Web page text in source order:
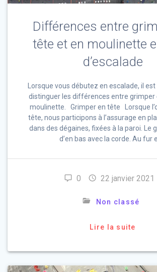
Différences entre
tête et en moulinette
d’escalade
Lorsque vous débutez en escalade, il
distinguer les différences entre grimper
moulinette. Grimper en tête Lorsque
tête, nous participons à l’assurage en
dans des dégaines, fixées à la paroi. Le
d’en bas avec la corde. Au fur
0 22 janvier 2021
Non classé
Lire la suite